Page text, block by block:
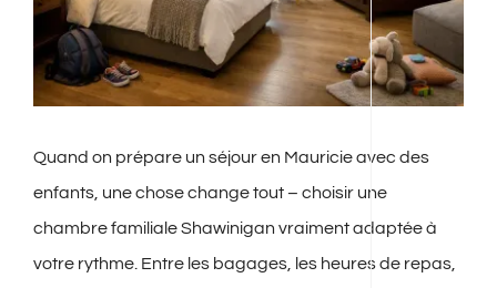
Quand on prépare un séjour en Mauricie avec des
enfants, une chose change tout – choisir une
chambre familiale Shawinigan vraiment adaptée à
votre rythme. Entre les bagages, les heures de repas,